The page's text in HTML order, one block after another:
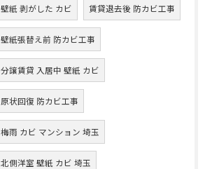
壁紙 剥がした カビ 賃貸退去後 防カビ工事
壁紙張替え前 防カビ工事
分譲賃貸 入居中 壁紙 カビ
原状回復 防カビ工事
梅雨 カビ マンション 埼玉
北側洋室 壁紙 カビ 埼玉